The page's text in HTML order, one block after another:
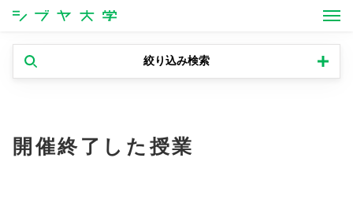
シブヤ大学
絞り込み検索
開催終了した授業